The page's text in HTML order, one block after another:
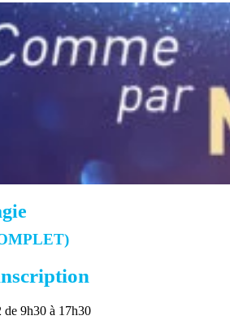
de 9h30 à 17h30